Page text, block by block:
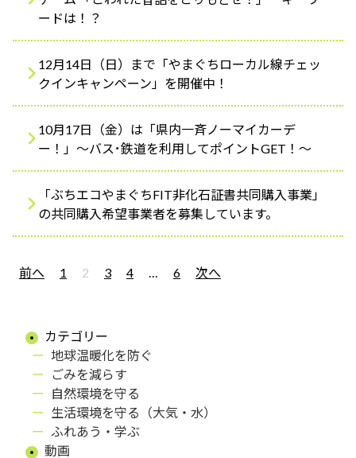
ードは！？
12月14日（日）まで「やまぐちローカル線チェッ
クインキャンペーン」を開催中！
10月17日（金）は「県内一斉ノーマイカーデ
ー！」～バス･鉄道を利用してポイントGET！～
「ぶちエコやまぐちFIT非化石証書共同購入事業」
の共同購入希望事業者を募集しています。
前へ 1 2 3 4 … 6 次へ
カテゴリー
地球温暖化を防ぐ
ごみを減らす
自然環境を守る
生活環境を守る（大気・水）
ふれあう・学ぶ
動画